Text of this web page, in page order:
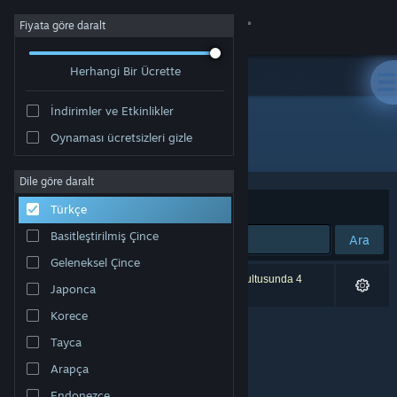
Giriş yap
Hakkında
Destek
Dili değiştir
Steam mobil uygulamasını yükle
Masaüstü internet sitesini görüntüle
Fiyata göre daralt
Herhangi Bir Ücrette
İndirimler ve Etkinlikler
Oynaması ücretsizleri gizle
Dile göre daralt
Türkçe
Basitleştirilmiş Çince
Geleneksel Çince
Japonca
Korece
Tayca
Arapça
Geliştirici: Nauris Amatnieks
Sırala Uygunluk
Ara
0 sonuç aramanızla eşleşiyor. Tercihleriniz doğrultusunda 4
ürün dâhil edilmedi.